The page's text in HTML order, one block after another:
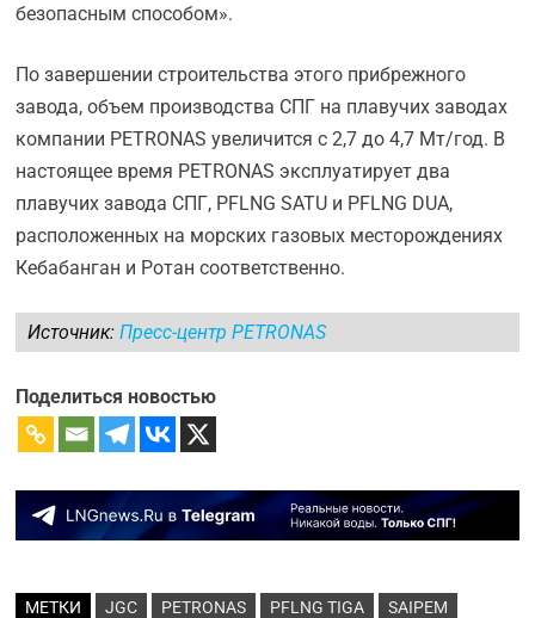
безопасным способом».
По завершении строительства этого прибрежного
завода, объем производства СПГ на плавучих заводах
компании PETRONAS увеличится с 2,7 до 4,7 Мт/год. В
настоящее время PETRONAS эксплуатирует два
плавучих завода СПГ, PFLNG SATU и PFLNG DUA,
расположенных на морских газовых месторождениях
Кебабанган и Ротан соответственно.
Источник:Пресс-центр PETRONAS
Поделиться новостью
МЕТКИ JGC PETRONAS PFLNG TIGA SAIPEM